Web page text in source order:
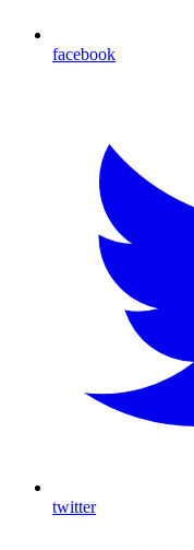
facebook
twitter